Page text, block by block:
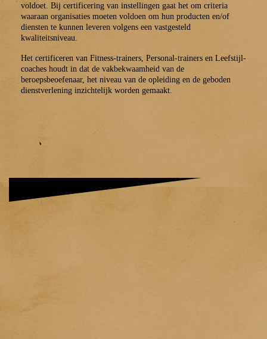
voldoet. Bij certificering van instellingen gaat het om criteria
waaraan organisaties moeten voldoen om hun producten en/of
diensten te kunnen leveren volgens een vastgesteld
kwaliteitsniveau.
Het certificeren van Fitness-trainers, Personal-trainers en Leefstijl-
coaches houdt in dat de vakbekwaamheid van de
beroepsbeoefenaar, het niveau van de opleiding en de geboden
dienstverlening inzichtelijk worden gemaakt.